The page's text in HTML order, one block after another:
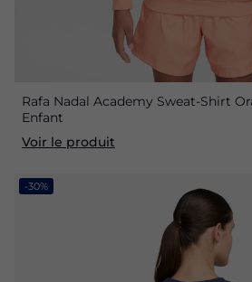
Rafa Nadal Academy Sweat-Shirt
Enfant
Voir le produit
-30%